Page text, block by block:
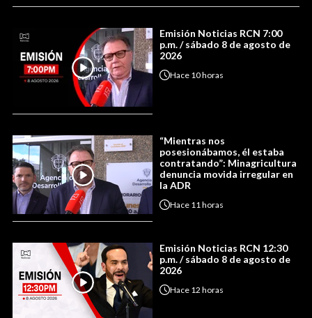
Emisión Noticias RCN 7:00
p.m. / sábado 8 de agosto de
2026
Hace 10 horas
“Mientras nos
posesionábamos, él estaba
contratando”: Minagricultura
denuncia movida irregular en
la ADR
Hace 11 horas
Emisión Noticias RCN 12:30
p.m. / sábado 8 de agosto de
2026
Hace 12 horas